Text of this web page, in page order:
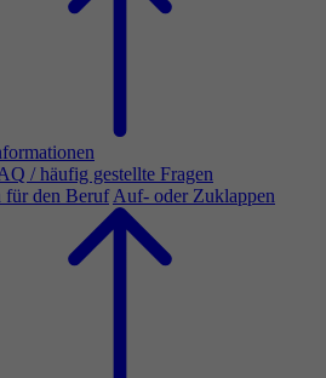
/ häufig gestellte Fragen
für den Beruf Auf- oder Zuklappen